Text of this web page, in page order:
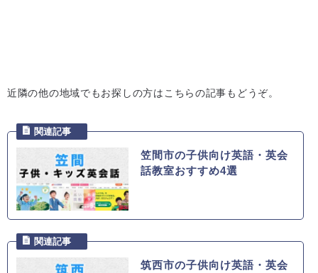
近隣の他の地域でもお探しの方はこちらの記事もどうぞ。
笠間市の子供向け英語・英会
話教室おすすめ4選
筑西市の子供向け英語・英会